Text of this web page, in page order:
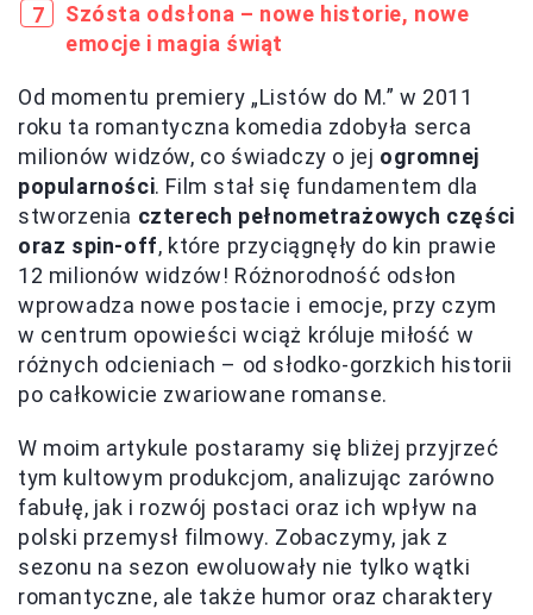
Szósta odsłona – nowe historie, nowe
emocje i magia świąt
Od momentu premiery „Listów do M.” w 2011
roku ta romantyczna komedia zdobyła serca
milionów widzów, co świadczy o jej ogromnej
popularności. Film stał się fundamentem dla
stworzenia czterech pełnometrażowych części
oraz spin-off, które przyciągnęły do kin prawie
12 milionów widzów! Różnorodność odsłon
wprowadza nowe postacie i emocje, przy czym
w centrum opowieści wciąż króluje miłość w
różnych odcieniach – od słodko-gorzkich historii
po całkowicie zwariowane romanse.
W moim artykule postaramy się bliżej przyjrzeć
tym kultowym produkcjom, analizując zarówno
fabułę, jak i rozwój postaci oraz ich wpływ na
polski przemysł filmowy. Zobaczymy, jak z
sezonu na sezon ewoluowały nie tylko wątki
romantyczne, ale także humor oraz charaktery